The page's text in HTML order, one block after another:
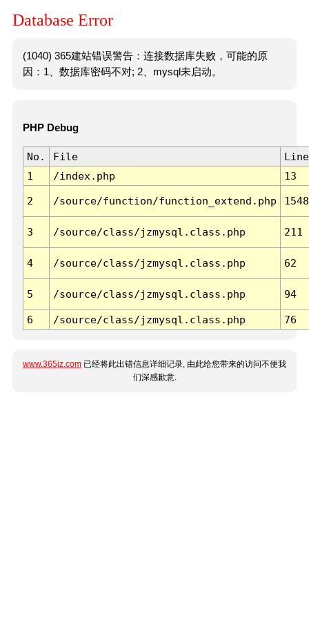
Database Error
(1040) 365建站错误警告：连接数据库失败，可能的原
因：1、数据库密码不对; 2、mysql未启动。
PHP Debug
No. File
Line
1
/index.php 13
2 /source/function/function_extend.php 1548
3 /source/class/jzmysql.class.php 211
4 /source/class/jzmysql.class.php 62
5 /source/class/jzmysql.class.php 94
6 /source/class/jzmysql.class.php 76
www.365jz.com 已经将此出错信息详细记录, 由此给您带来的访问不便我
们深感歉意.